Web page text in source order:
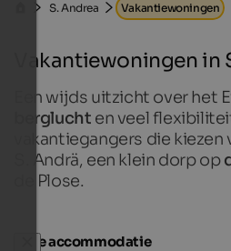
S. Andrea Vakantiewoningen
Vakantiewoningen in
Een wijds uitzicht over het
berglucht en veel
vakantiegangers die
S. Andrä, een klein dorp op
de Plose.
Type accommodatie